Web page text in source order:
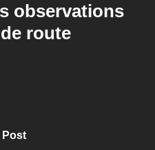
observations
route
Post